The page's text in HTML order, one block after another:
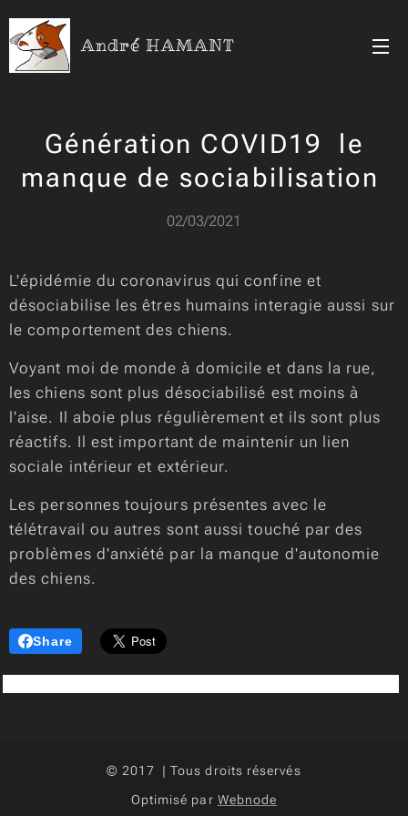
André HAMANT
Génération COVID19 le
manque de sociabilisation
02/03/2021
L'épidémie du coronavirus qui confine et
désociabilise les êtres humains interagie aussi sur
le comportement des chiens.
Voyant moi de monde à domicile et dans la rue,
les chiens sont plus désociabilisé est moins à
l'aise. Il aboie plus régulièrement et ils sont plus
réactifs. Il est important de maintenir un lien
sociale intérieur et extérieur.
Les personnes toujours présentes avec le
télétravail ou autres sont aussi touché par des
problèmes d'anxiété par la manque d'autonomie
des chiens.
Share
© 2017 | Tous droits réservés
Optimisé par Webnode